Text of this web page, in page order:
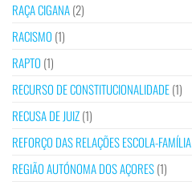
RAÇA CIGANA(2)
RACISMO (1)
RAPTO (1)
RECURSO DE CONSTITUCIONALIDADE(1)
RECUSA DE JUIZ(1)
REFORÇO DAS RELAÇÕES ESCOLA-FAMÍLIA
REGIÃO AUTÓNOMA DOS AÇORES(1)